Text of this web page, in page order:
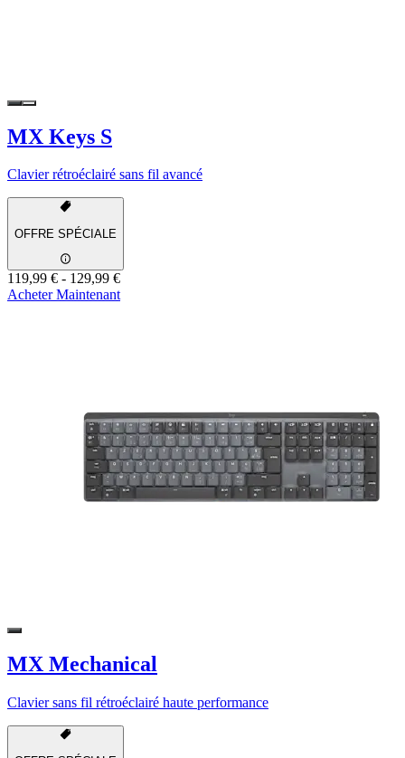
MX Keys S
Clavier rétroéclairé sans fil avancé
OFFRE SPÉCIALE
119,99 € - 129,99 €
Acheter Maintenant
MX Mechanical
Clavier sans fil rétroéclairé haute performance